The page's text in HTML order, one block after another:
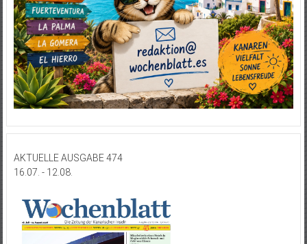
AKTUELLE AUSGABE 474
16.07. - 12.08.